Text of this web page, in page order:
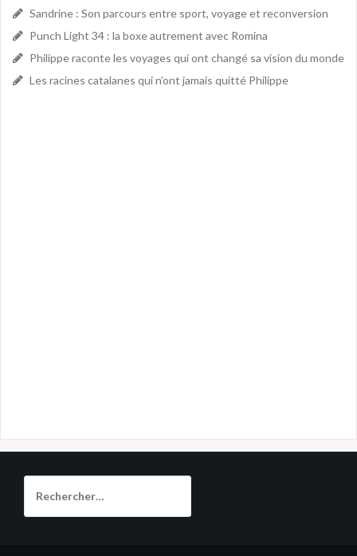
Sandrine : Son parcours entre sport, voyage et reconversion
Punch Light 34 : la boxe autrement avec Romina
Philippe raconte les voyages qui ont changé sa vision du monde
Les racines catalanes qui n’ont jamais quitté Philippe